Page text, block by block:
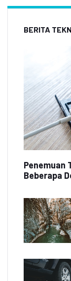
BERITA
Penemuan
Beberapa